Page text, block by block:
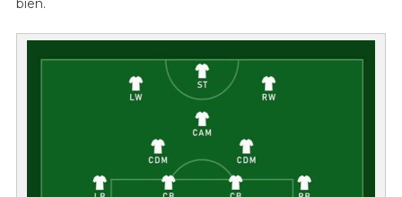
biên.